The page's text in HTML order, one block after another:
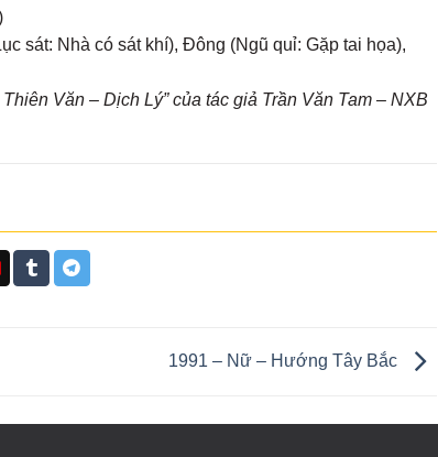
sát: Nhà có sát khí), Đông (Ngũ quỉ: Gặp tai họa),
Văn – Dịch Lý” của tác giả Trần Văn Tam – NXB
1991 – Nữ – Hướng Tây Bắc